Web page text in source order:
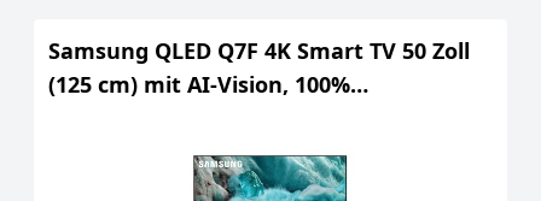
Samsung QLED Q7F 4K Smart TV 50 Zoll
(125 cm) mit AI-Vision, 100%
HDR10+, Q4 AI Prozessor, One UI Tizen,
Wi-Fi, Bluetooth 5.3 und Motion...